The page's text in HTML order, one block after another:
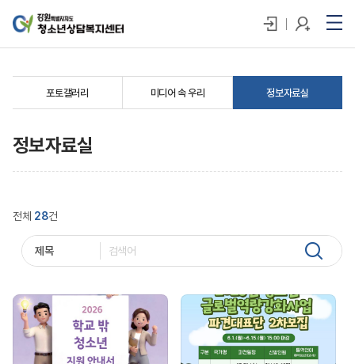
포토갤러리 미디어 속 우리 정보자료실
정보자료실
전체 28건